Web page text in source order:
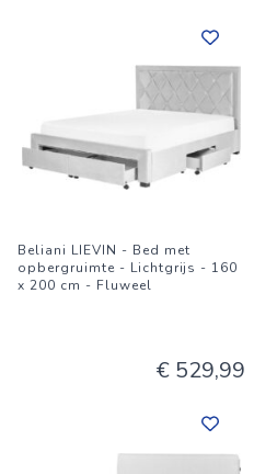
Beliani LIEVIN - Bed met
opbergruimte - Lichtgrijs - 160
x 200 cm - Fluweel
€ 529,99